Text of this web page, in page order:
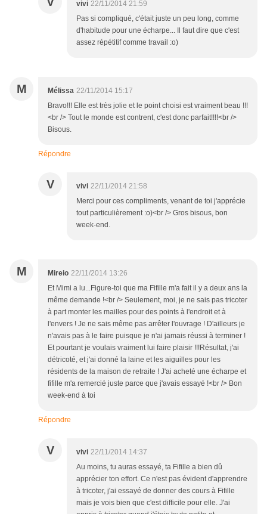
vivi 22/11/2014 21:59
Pas si compliqué, c'était juste un peu long, comme
d'habitude pour une écharpe... Il faut dire que c'est
assez répétitif comme travail :o)
M Mélissa 22/11/2014 15:17
Bravo!!! Elle est très jolie et le point choisi est vraiment beau !!!
<br /> Tout le monde est contrent, c'est donc parfait!!!!<br />
Bisous.
Répondre
V vivi 22/11/2014 21:58
Merci pour ces compliments, venant de toi j'apprécie
tout particulièrement :o)<br /> Gros bisous, bon
week-end.
M Mireio 22/11/2014 13:26
Et Mimi a lu...Figure-toi que ma Fifille m'a fait il y a deux ans la
même demande !<br /> Seulement, moi, je ne sais pas tricoter
à part monter les mailles pour des points à l'endroit et à
l'envers ! Je ne sais même pas arrêter l'ouvrage ! D'ailleurs je
n'avais pas à le faire puisque je n'ai jamais réussi à terminer !
Et pourtant je voulais vraiment lui faire plaisir !!!Résultat, j'ai
détricoté, et j'ai donné la laine et les aiguilles pour les
résidents de la maison de retraite ! J'ai acheté une écharpe et
fifille m'a remercié juste parce que j'avais essayé !<br /> Bon
week-end à toi
Répondre
V vivi 22/11/2014 14:37
Au moins, tu auras essayé, ta Fifille a bien dû
apprécier ton effort. Ce n'est pas évident d'apprendre
à tricoter, j'ai essayé de donner des cours à Fifille
mais je vois bien que c'est difficile pour elle. J'ai